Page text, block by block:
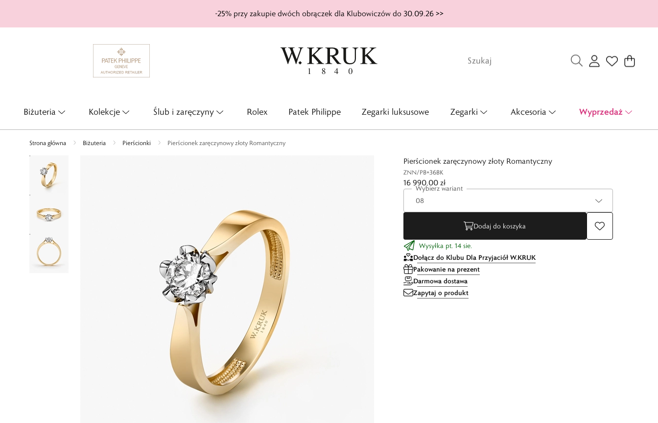
-25% przy zakupie dwóch obrączek dla Klubowiczów do 30.09.26 >>
Biżuteria Kolekcje Ślub i zaręczyny Rolex Patek Philippe Zegarki luksusowe Zegarki Akcesoria Wyprzedaż
Strona główna Biżuteria Pierścionki Pierścionek zaręczynowy złoty Romantyczny
Pierścionek zaręczynowy złoty Romantyczny
ZNN/PB+36BK
16 990,00 zł
Wybierz wariant
Dodaj do koszyka
Wysyłka pt. 14 sie.
Dołącz do Klubu Dla Przyjaciół W.KRUK
Pakowanie na prezent
Darmowa dostawa
Zapytaj o produkt